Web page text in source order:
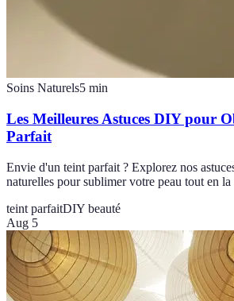
Soins Naturels5 min
Les Meilleures Astuces DIY pour
Parfait
Envie d'un teint parfait ? Explorez nos
naturelles pour sublimer votre peau tout en la
teint parfaitDIY beauté
Aug 5